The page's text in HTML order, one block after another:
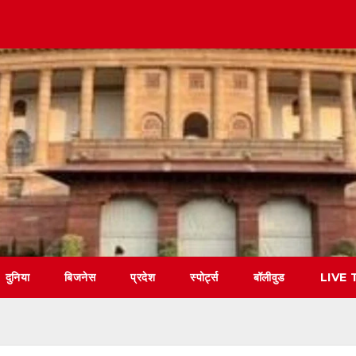
दुनिया बिजनेस प्रदेश स्पोर्ट्स बॉलीवुड LIVE